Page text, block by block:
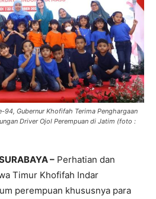
94, Gubernur Khofifah Terima Penghargaan
Driver Ojol Perempuan di Jatim (foto :
– Perhatian dan
Timur Khofifah Indar
perempuan khususnya para